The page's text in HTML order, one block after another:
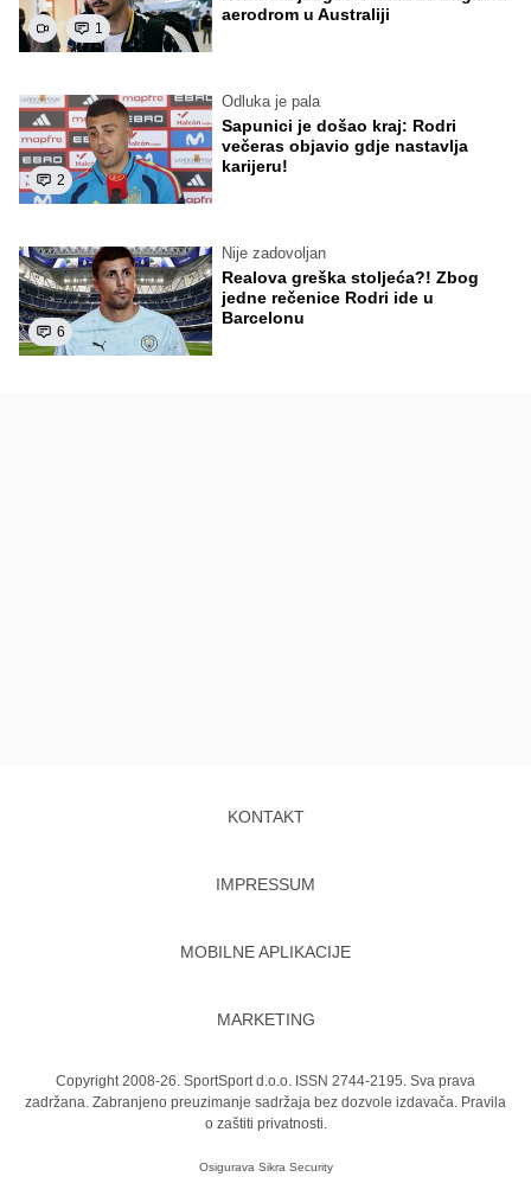
1
aerodrom u Australiji
2
Odluka je pala
Sapunici je došao kraj: Rodri
večeras objavio gdje nastavlja
karijeru!
6
Nije zadovoljan
Realova greška stoljeća?! Zbog
jedne rečenice Rodri ide u
Barcelonu
KONTAKT
IMPRESSUM
MOBILNE APLIKACIJE
MARKETING
Copyright 2008-26. SportSport d.o.o. ISSN 2744-2195. Sva prava
zadržana. Zabranjeno preuzimanje sadržaja bez dozvole izdavača. Pravila
o zaštiti privatnosti.
Osigurava Sikra Security